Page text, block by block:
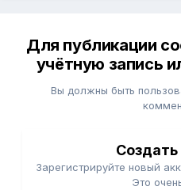
Для публикации
учётную запись
Вы должны быть
Создать
Зарегистрируйте новый
Это